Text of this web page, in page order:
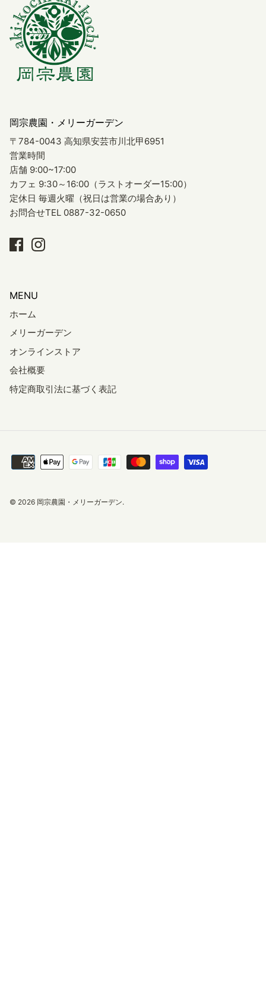
岡宗農園・メリーガーデン
〒784-0043 高知県安芸市川北甲6951
営業時間
店舗 9:00~17:00
カフェ 9:30～16:00（ラストオーダー15:00）
定休日 毎週火曜（祝日は営業の場合あり）
お問合せTEL 0887-32-0650
MENU
ホーム
メリーガーデン
オンラインストア
会社概要
特定商取引法に基づく表記
© 2026 岡宗農園・メリーガーデン.